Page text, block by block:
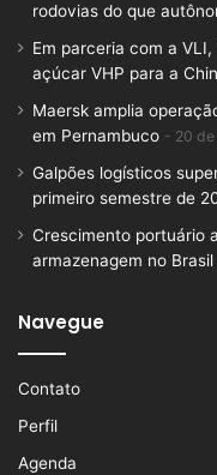
rodovias do que
Em parceria com a
açúcar VHP para a
Maersk amplia
em Pernambuco
20
Galpões logísticos
primeiro semestre de
Crescimento portuário
armazenagem no Brasil
Navegue
Contato
Perfil
Agenda